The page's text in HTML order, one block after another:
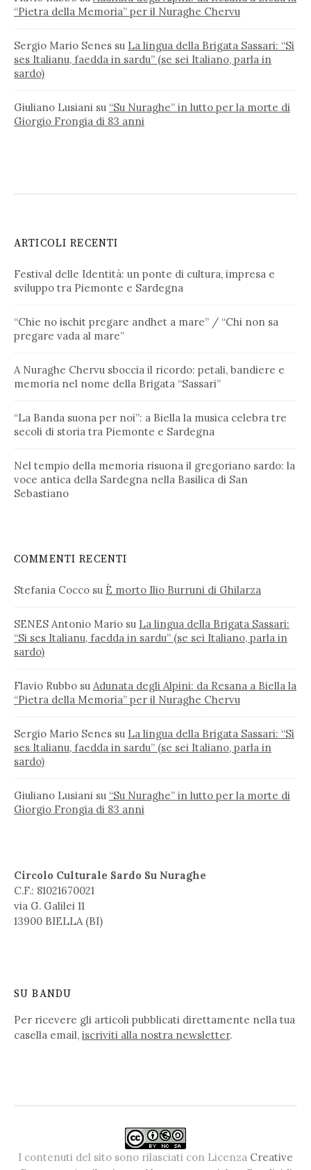
“Pietra della Memoria” per il Nuraghe Chervu
Sergio Mario Senes su La lingua della Brigata Sassari: “Si
ses Italianu, faedda in sardu” (se sei Italiano, parla in
sardo)
Giuliano Lusiani su “Su Nuraghe” in lutto per la morte di
Giorgio Frongia di 83 anni
ARTICOLI RECENTI
Festival delle Identità: un ponte di cultura, impresa e
sviluppo tra Piemonte e Sardegna
“Chie no ischit pregare andhet a mare” / “Chi non sa
pregare vada al mare”
A Nuraghe Chervu sboccia il ricordo: petali, bandiere e
memoria nel nome della Brigata “Sassari”
“La Banda suona per noi”: a Biella la musica celebra tre
secoli di storia tra Piemonte e Sardegna
Nel tempio della memoria risuona il gregoriano sardo: la
voce antica della Sardegna nella Basilica di San
Sebastiano
COMMENTI RECENTI
Stefania Cocco su È morto Ilio Burruni di Ghilarza
SENES Antonio Mario su La lingua della Brigata Sassari:
“Si ses Italianu, faedda in sardu” (se sei Italiano, parla in
sardo)
Flavio Rubbo su Adunata degli Alpini: da Resana a Biella la
“Pietra della Memoria” per il Nuraghe Chervu
Sergio Mario Senes su La lingua della Brigata Sassari: “Si
ses Italianu, faedda in sardu” (se sei Italiano, parla in
sardo)
Giuliano Lusiani su “Su Nuraghe” in lutto per la morte di
Giorgio Frongia di 83 anni
Circolo Culturale Sardo Su Nuraghe
C.F.: 81021670021
via G. Galilei 11
13900 BIELLA (BI)
SU BANDU
Per ricevere gli articoli pubblicati direttamente nella tua
casella email, iscriviti alla nostra newsletter.
I contenuti del sito sono rilasciati con Licenza Creative